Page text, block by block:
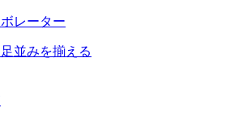
レーター
並みを揃える